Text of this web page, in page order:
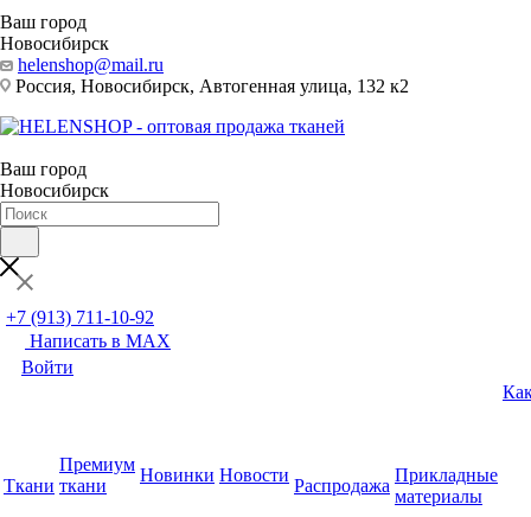
Ваш город
Новосибирск
helenshop@mail.ru
Россия, Новосибирск, Автогенная улица, 132 к2
Ваш город
Новосибирск
+7 (913) 711-10-92
Написать в MAX
Войти
Ткани
Премиум
ткани
Новинки Новости
Распродажа
Прикладные
материалы